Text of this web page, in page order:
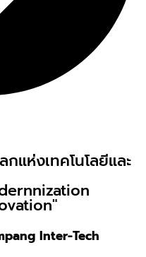
แห่งเทคโนโลยีและ
Inter-Tech